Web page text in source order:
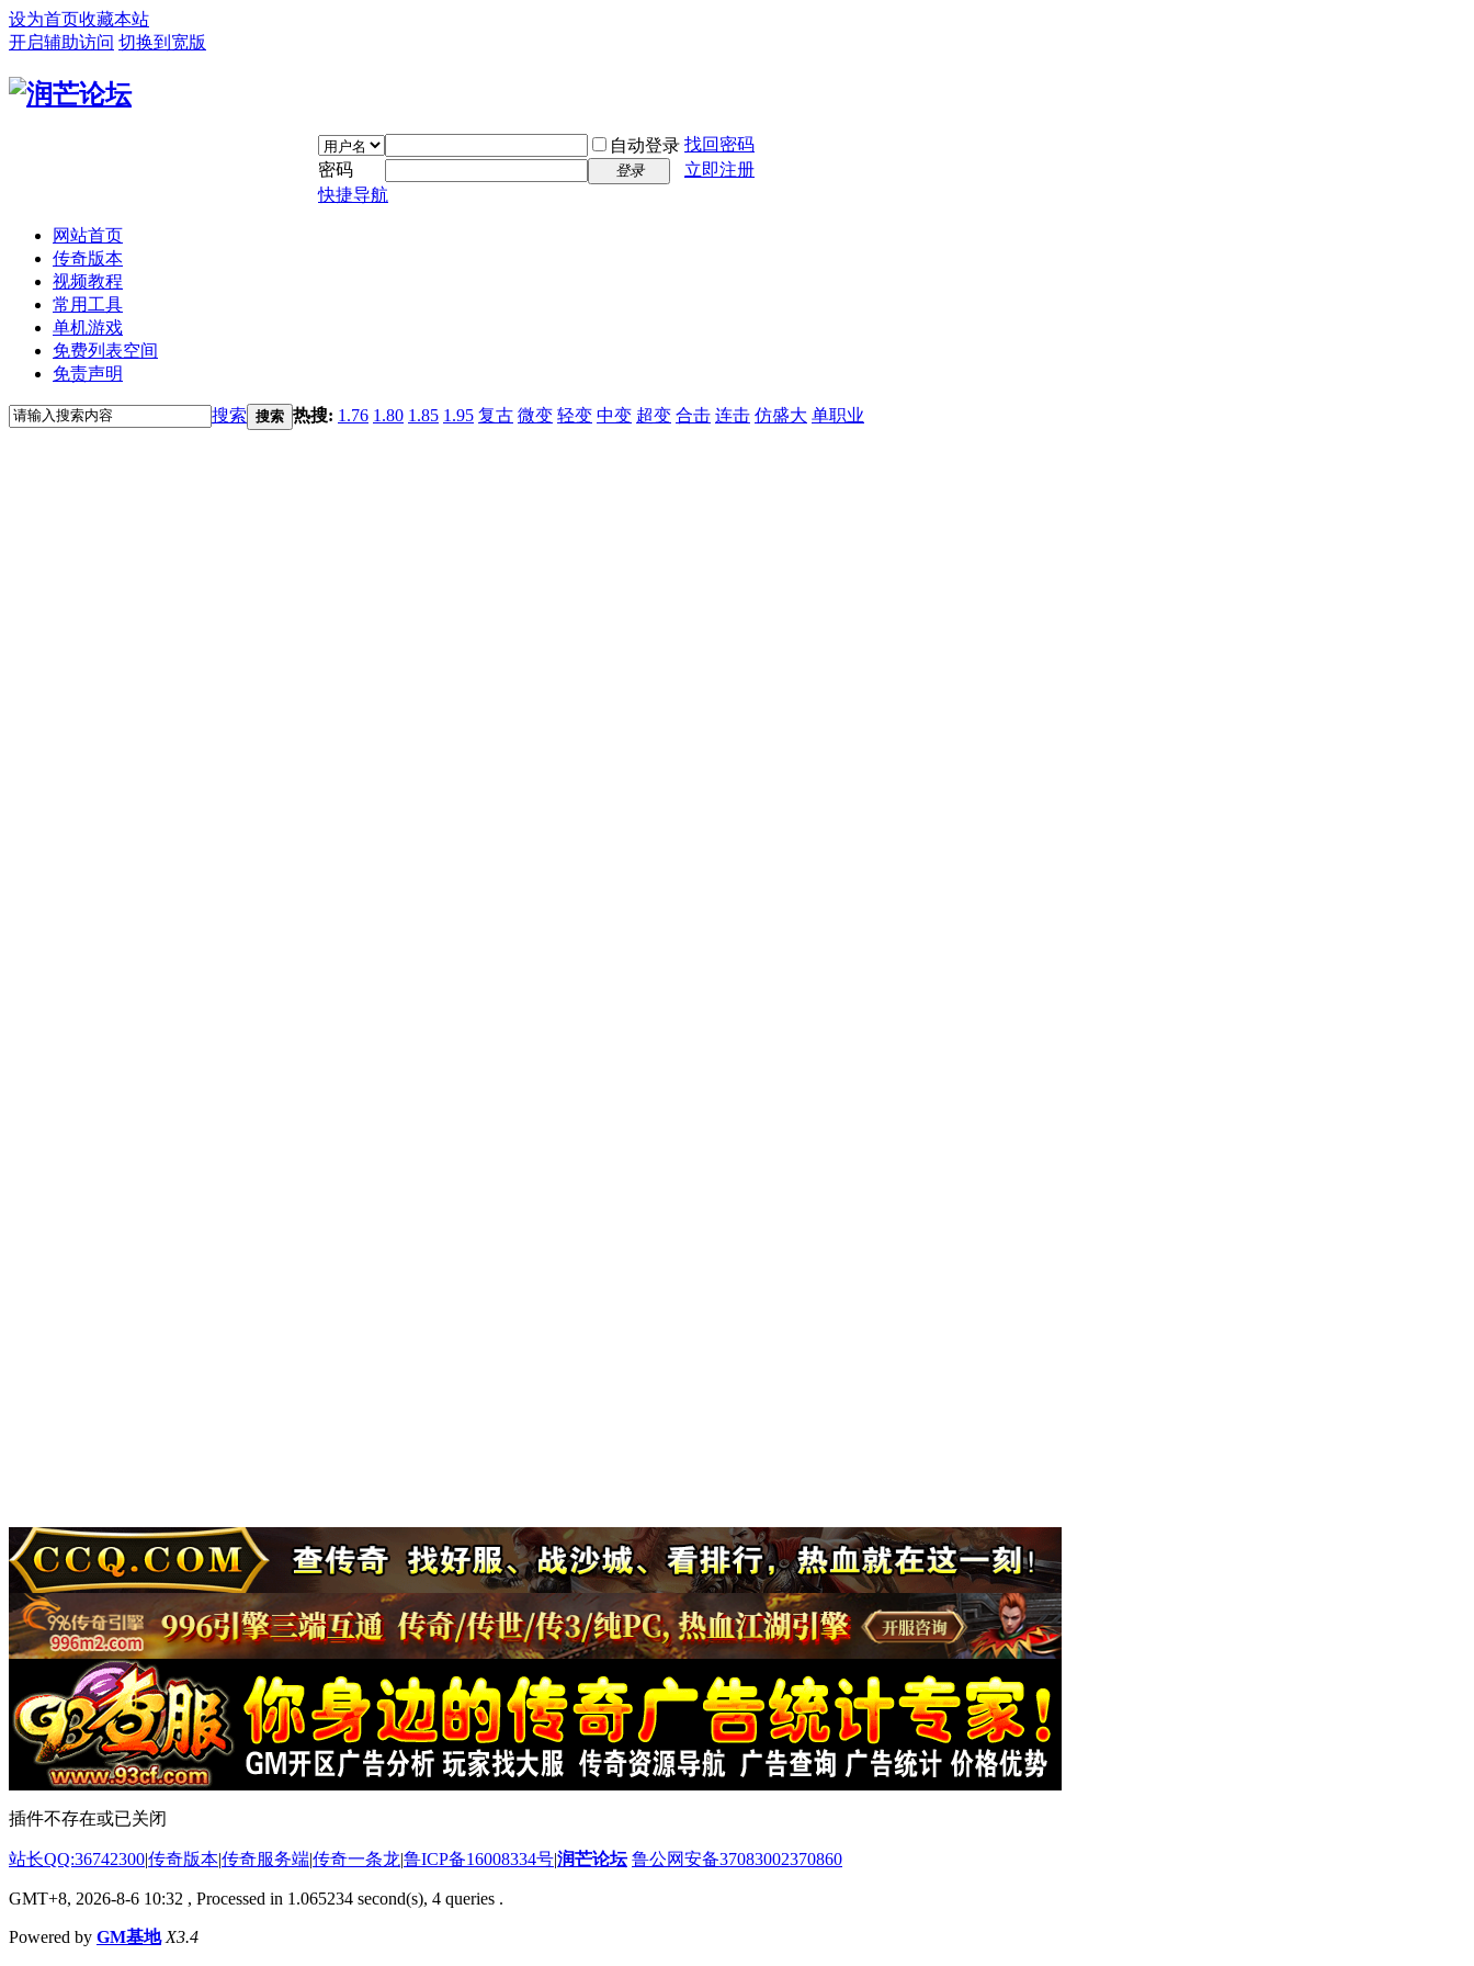
设为首页收藏本站
开启辅助访问 切换到宽版
自动登录 找回密码
密码
登录
立即注册
快捷导航
网站首页
传奇版本
视频教程
常用工具
单机游戏
免费列表空间
免责声明
搜索 搜索 热搜: 1.76 1.80 1.85 1.95 复古 微变 轻变 中变 超变 合击 连击 仿盛大 单职业
插件不存在或已关闭
站长QQ:36742300|传奇版本|传奇服务端|传奇一条龙|鲁ICP备16008334号|润芒论坛 鲁公网安备37083002370860
GMT+8, 2026-8-6 10:32 , Processed in 1.065234 second(s), 4 queries .
Powered by GM基地 X3.4